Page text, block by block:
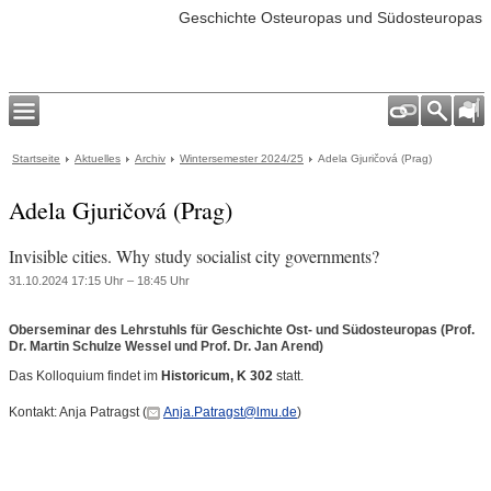
Geschichte Osteuropas und Südosteuropas
Startseite Aktuelles Archiv Wintersemester 2024/25 Adela Gjuričová (Prag)
Adela Gjuričová (Prag)
Invisible cities. Why study socialist city governments?
31.10.2024 17:15 Uhr – 18:45 Uhr
Oberseminar des Lehrstuhls für Geschichte Ost- und Südosteuropas (Prof.
Dr. Martin Schulze Wessel und Prof. Dr. Jan Arend)
Das Kolloquium findet im Historicum, K 302 statt.
Kontakt: Anja Patragst ( Anja.Patragst@lmu.de)